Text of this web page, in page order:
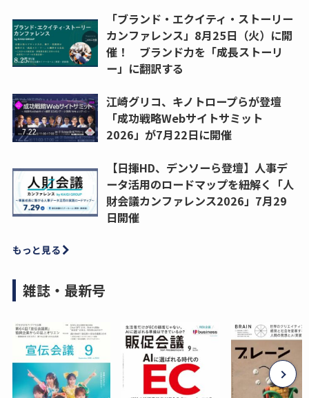
「ブランド・エクイティ・ストーリー
カンファレンス」8月25日（火）に開
催！ ブランド力を「成長ストーリ
ー」に翻訳する
江崎グリコ、キノトロープらが登壇
「成功戦略Webサイトサミット
2026」が7月22日に開催
【日揮HD、デンソーら登壇】人事デ
ータ活用のロードマップを紐解く「人
財会議カンファレンス2026」7月29
日開催
もっと見る
雑誌・最新号